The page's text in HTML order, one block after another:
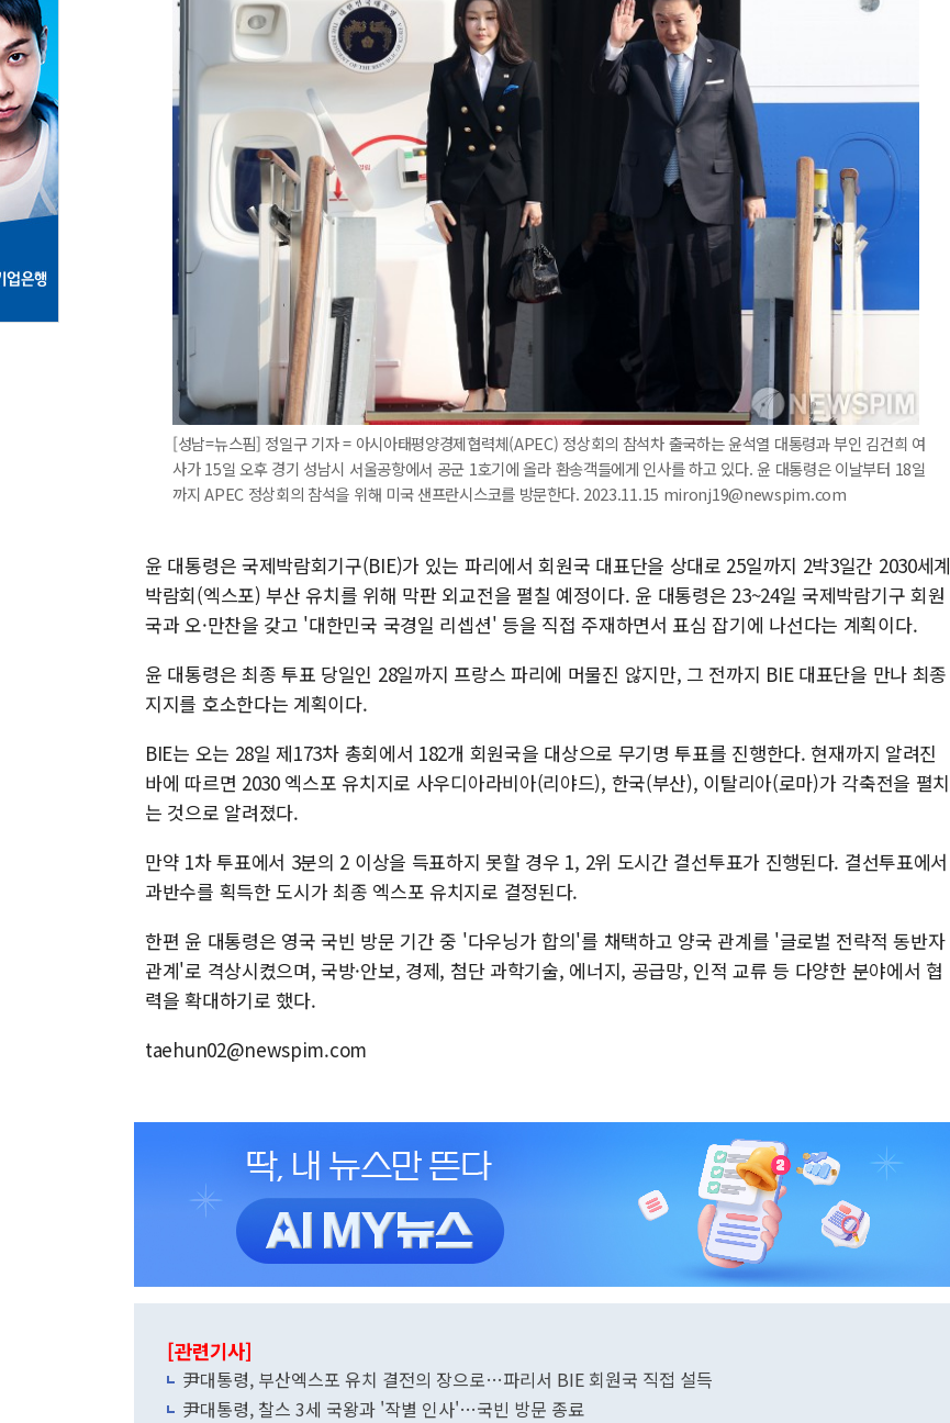
[성남=뉴스핌] 정일구 기자 = 아시아태평양경제협력체(APEC) 정상회의 참석차 출국하는 윤석열 대통령과 부인 김건희 여
사가 15일 오후 경기 성남시 서울공항에서 공군 1호기에 올라 환송객들에게 인사를 하고 있다. 윤 대통령은 이날부터 18일
까지 APEC 정상회의 참석을 위해 미국 샌프란시스코를 방문한다. 2023.11.15 mironj19@newspim.com
윤 대통령은 국제박람회기구(BIE)가 있는 파리에서 회원국 대표단을 상대로 25일까지 2박3일간 2030세계
박람회(엑스포) 부산 유치를 위해 막판 외교전을 펼칠 예정이다. 윤 대통령은 23~24일 국제박람기구 회원
국과 오·만찬을 갖고 '대한민국 국경일 리셉션' 등을 직접 주재하면서 표심 잡기에 나선다는 계획이다.
윤 대통령은 최종 투표 당일인 28일까지 프랑스 파리에 머물진 않지만, 그 전까지 BIE 대표단을 만나 최종
지지를 호소한다는 계획이다.
BIE는 오는 28일 제173차 총회에서 182개 회원국을 대상으로 무기명 투표를 진행한다. 현재까지 알려진
바에 따르면 2030 엑스포 유치지로 사우디아라비아(리야드), 한국(부산), 이탈리아(로마)가 각축전을 펼치
는 것으로 알려졌다.
만약 1차 투표에서 3분의 2 이상을 득표하지 못할 경우 1, 2위 도시간 결선투표가 진행된다. 결선투표에서
과반수를 획득한 도시가 최종 엑스포 유치지로 결정된다.
한편 윤 대통령은 영국 국빈 방문 기간 중 '다우닝가 합의'를 채택하고 양국 관계를 '글로벌 전략적 동반자
관계'로 격상시켰으며, 국방·안보, 경제, 첨단 과학기술, 에너지, 공급망, 인적 교류 등 다양한 분야에서 협
력을 확대하기로 했다.
taehun02@newspim.com
[관련기사]
尹대통령, 부산엑스포 유치 결전의 장으로…파리서 BIE 회원국 직접 설득
尹대통령, 찰스 3세 국왕과 '작별 인사'…국빈 방문 종료